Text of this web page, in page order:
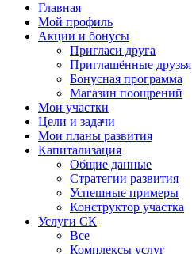
Главная
Мой профиль
Акции и бонусы
Пригласи друга
Приглашённые друзья
Бонусная программа
Магазин поощрений
Мои участки
Цели и задачи
Мои планы развития
Капитализация
Общие данные
Стратегии развития
Успешные примеры
Конструктор участка
Услуги СК
Все
Комплексы услуг